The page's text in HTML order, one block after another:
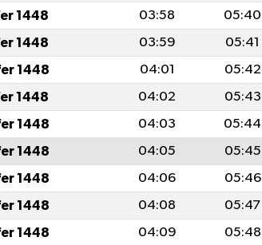
1448 03:58 05:40
1448 03:59 05:41
1448 04:01 05:42
1448 04:02 05:43
1448 04:03 05:44
1448 04:05 05:45
1448 04:06 05:46
1448 04:08 05:47
1448 04:09 05:48